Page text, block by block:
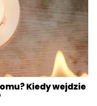
Kiedy wejdzie